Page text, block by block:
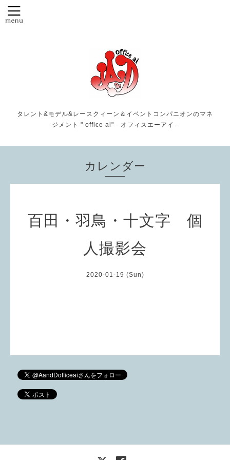
タレント&モデル&レースクィーン＆イベントコンパニオンのマネ
ジメント " office ai" - オフィスエーアイ -
カレンダー
百田・羽鳥・十文字 個
人撮影会
2020-01-19 (Sun)